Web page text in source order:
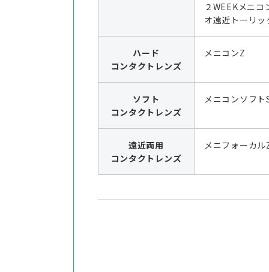
２WEEKメニ
オ遠近トーリッ
ハード
コンタクトレンズ
メニコンZ
ソフト
コンタクトレンズ
メニコンソフト
遠近両用
コンタクトレンズ
メニフォーカル